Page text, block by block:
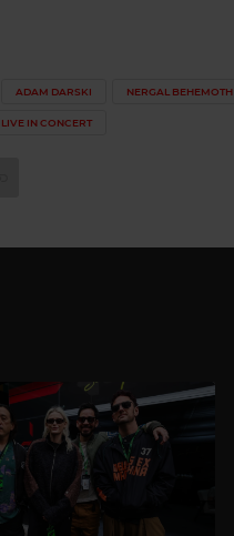
ADAM DARSKI NERGAL BEHEMOTH
IN CONCERT